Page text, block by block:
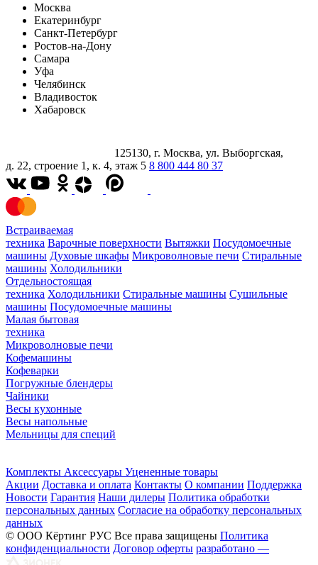
Москва
Екатеринбург
Санкт-Петербург
Ростов-на-Дону
Самара
Уфа
Челябинск
Владивосток
Хабаровск
125130, г. Москва, ул. Выборгская,
д. 22, строение 1, к. 4, этаж 5 8 800 444 80 37
Встраиваемая
техника Варочные поверхности Вытяжки Посудомоечные
машины Духовые шкафы Микроволновые печи Стиральные
машины Холодильники
Отдельностоящая
техника Холодильники Стиральные машины Сушильные
машины Посудомоечные машины
Малая бытовая
техника
Микроволновые печи
Кофемашины
Кофеварки
Погружные блендеры
Чайники
Весы кухонные
Весы напольные
Мельницы для специй
Комплекты Аксессуары Уцененные товары
Акции Доставка и оплата Контакты О компании Поддержка
Новости Гарантия Наши дилеры Политика обработки
персональных данных Согласие на обработку персональных
данных
© ООО Кёртинг РУС Все права защищены Политика
конфиденциальности Договор оферты разработано —